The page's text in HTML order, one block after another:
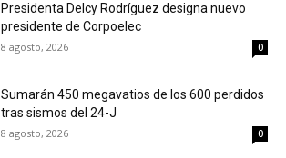
Presidenta Delcy Rodríguez designa nuevo
presidente de Corpoelec
8 agosto, 2026 0
Sumarán 450 megavatios de los 600 perdidos
tras sismos del 24-J
8 agosto, 2026 0